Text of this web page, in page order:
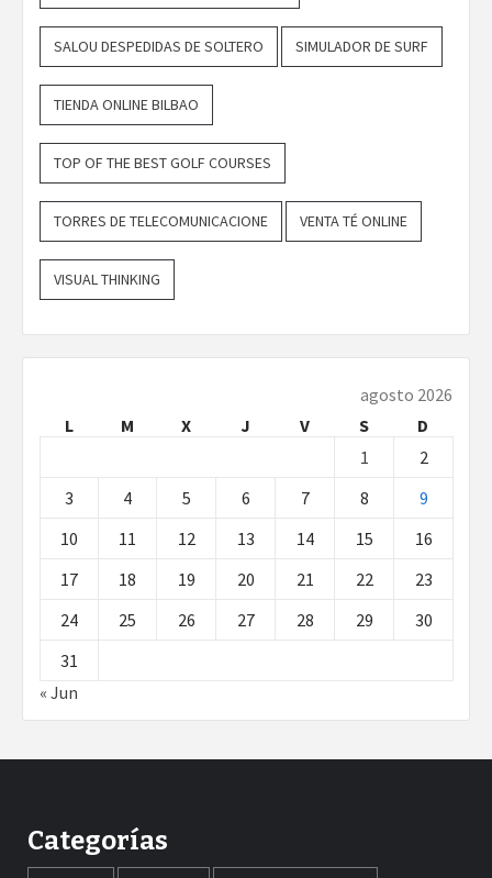
SALOU DESPEDIDAS DE SOLTERO SIMULADOR DE SURF
TIENDA ONLINE BILBAO
TOP OF THE BEST GOLF COURSES
TORRES DE TELECOMUNICACIONE VENTA TÉ ONLINE
VISUAL THINKING
agosto 2026
L
M X J V S
D
1
2
3
4 5 6 7 8
9
10
11 12 13 14 15
16
17
18 19 20 21 22
23
24
25 26 27 28 29
30
31
« Jun
Categorías